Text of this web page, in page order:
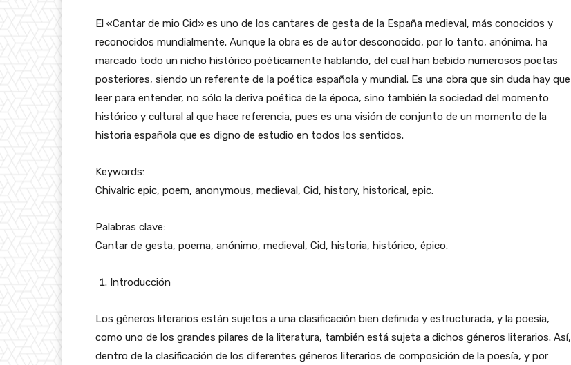
El «Cantar de mio Cid» es uno de los cantares de gesta de la España medieval, más conocidos y
reconocidos mundialmente. Aunque la obra es de autor desconocido, por lo tanto, anónima, ha
marcado todo un nicho histórico poéticamente hablando, del cual han bebido numerosos poetas
posteriores, siendo un referente de la poética española y mundial. Es una obra que sin duda hay que
leer para entender, no sólo la deriva poética de la época, sino también la sociedad del momento
histórico y cultural al que hace referencia, pues es una visión de conjunto de un momento de la
historia española que es digno de estudio en todos los sentidos.
Keywords:
Chivalric epic, poem, anonymous, medieval, Cid, history, historical, epic.
Palabras clave:
Cantar de gesta, poema, anónimo, medieval, Cid, historia, histórico, épico.
Introducción
Los géneros literarios están sujetos a una clasificación bien definida y estructurada, y la poesía,
como uno de los grandes pilares de la literatura, también está sujeta a dichos géneros literarios. Así,
dentro de la clasificación de los diferentes géneros literarios de composición de la poesía, y por